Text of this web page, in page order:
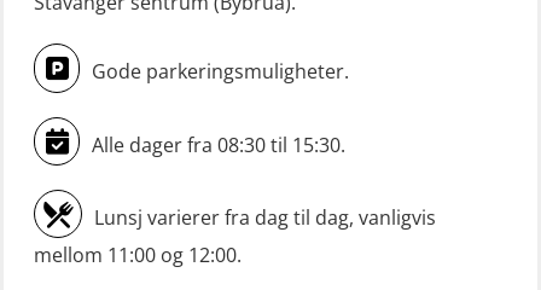
Livbåtfører sliskelivbåt repetisjon
(OSE1301)
grunnleggende (OSE129)
Mann-Over-Bord (hurtiggående) liten
båt m/mørkekjøring – grunnleggende
(OSE114)
Gode parkeringsmuligheter.
Alle dager fra 08:30 til 15:30.
Lunsj varierer fra dag til dag, vanligvis
mellom 11:00 og 12:00.